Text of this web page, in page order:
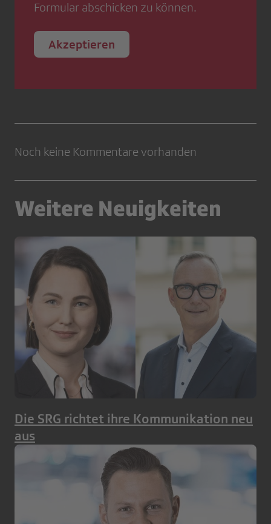
Formular abschicken zu können.
Akzeptieren
Noch keine Kommentare vorhanden
Weitere Neuigkeiten
Die SRG richtet ihre Kommunikation neu
aus